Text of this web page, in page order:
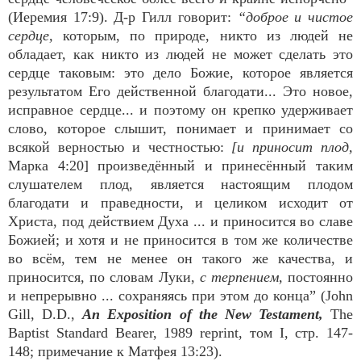
(Иеремия 17:9). Д-р Гилл говорит: “доброе и чистое
сердце, которым, по природе, никто из людей не
обладает, как никто из людей не может сделать это
сердце таковым: это дело Божие, которое является
результатом Его действенной благодати... Это новое,
исправное сердце... и поэтому он крепко удерживает
слово, которое слышит, понимает и принимает со
всякой верностью и честностью: [и приносит плод,
Марка 4:20] произведённый и принесённый таким
слушателем плод, является настоящим плодом
благодати и праведности, и целиком исходит от
Христа, под действием Духа ... и приносится во славе
Божией; и хотя и не приносится в том же количестве
во всём, тем не менее он такого же качества, и
приносится, по словам Луки, с терпением, постоянно
и непрерывно ... сохраняясь при этом до конца” (John
Gill, D.D.,An Exposition of the New Testament, The
Baptist Standard Bearer, 1989 reprint, том I, стр. 147-
148; примечание к Матфея 13:23).